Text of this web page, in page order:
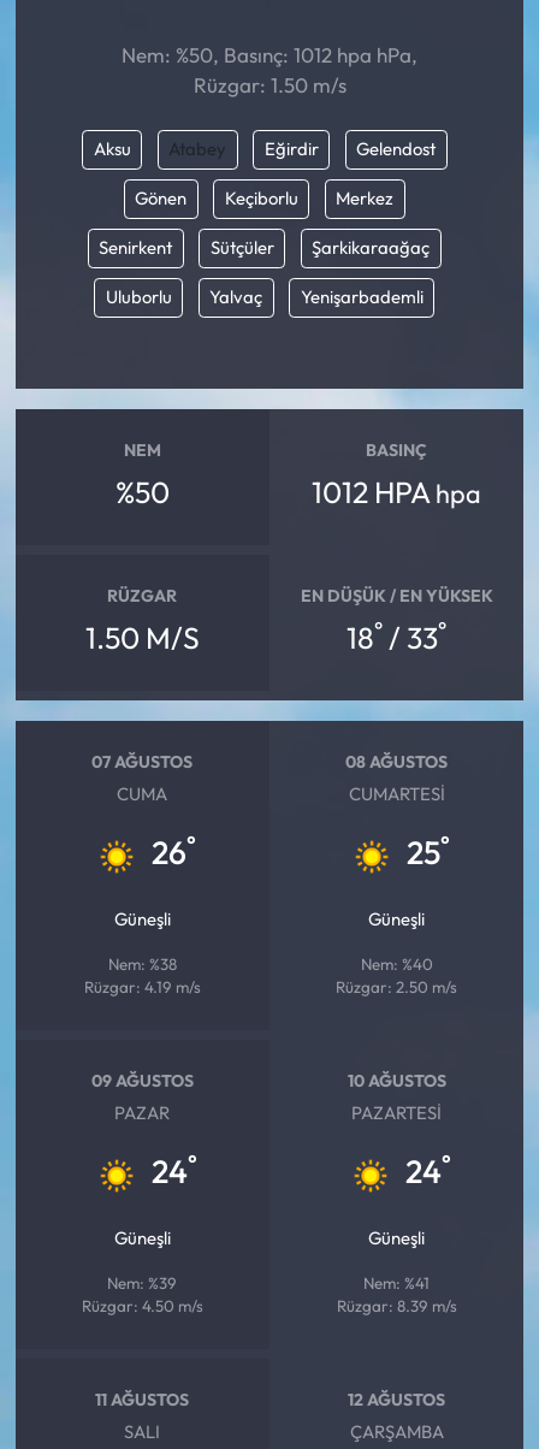
Nem: %50, Basınç: 1012 hpa hPa,
Rüzgar: 1.50 m/s
Aksu Atabey Eğirdir Gelendost
Gönen Keçiborlu Merkez
Senirkent Sütçüler Şarkikaraağaç
Uluborlu Yalvaç Yenişarbademli
NEM
%50
BASINÇ
1012 HPA hpa
RÜZGAR
1.50 M/S
EN DÜŞÜK / EN YÜKSEK
18° / 33°
07 AĞUSTOS
CUMA
26°
Güneşli
Nem: %38
Rüzgar: 4.19 m/s
08 AĞUSTOS
CUMARTESI
25°
Güneşli
Nem: %40
Rüzgar: 2.50 m/s
09 AĞUSTOS
PAZAR
24°
Güneşli
Nem: %39
Rüzgar: 4.50 m/s
10 AĞUSTOS
PAZARTESI
24°
Güneşli
Nem: %41
Rüzgar: 8.39 m/s
11 AĞUSTOS
SALI
12 AĞUSTOS
ÇARŞAMBA